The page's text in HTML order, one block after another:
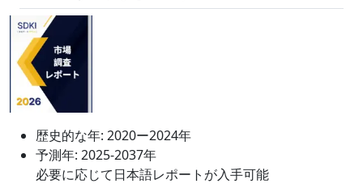
歴史的な年: 2020ー2024年
予測年: 2025-2037年
必要に応じて日本語レポートが入手可能